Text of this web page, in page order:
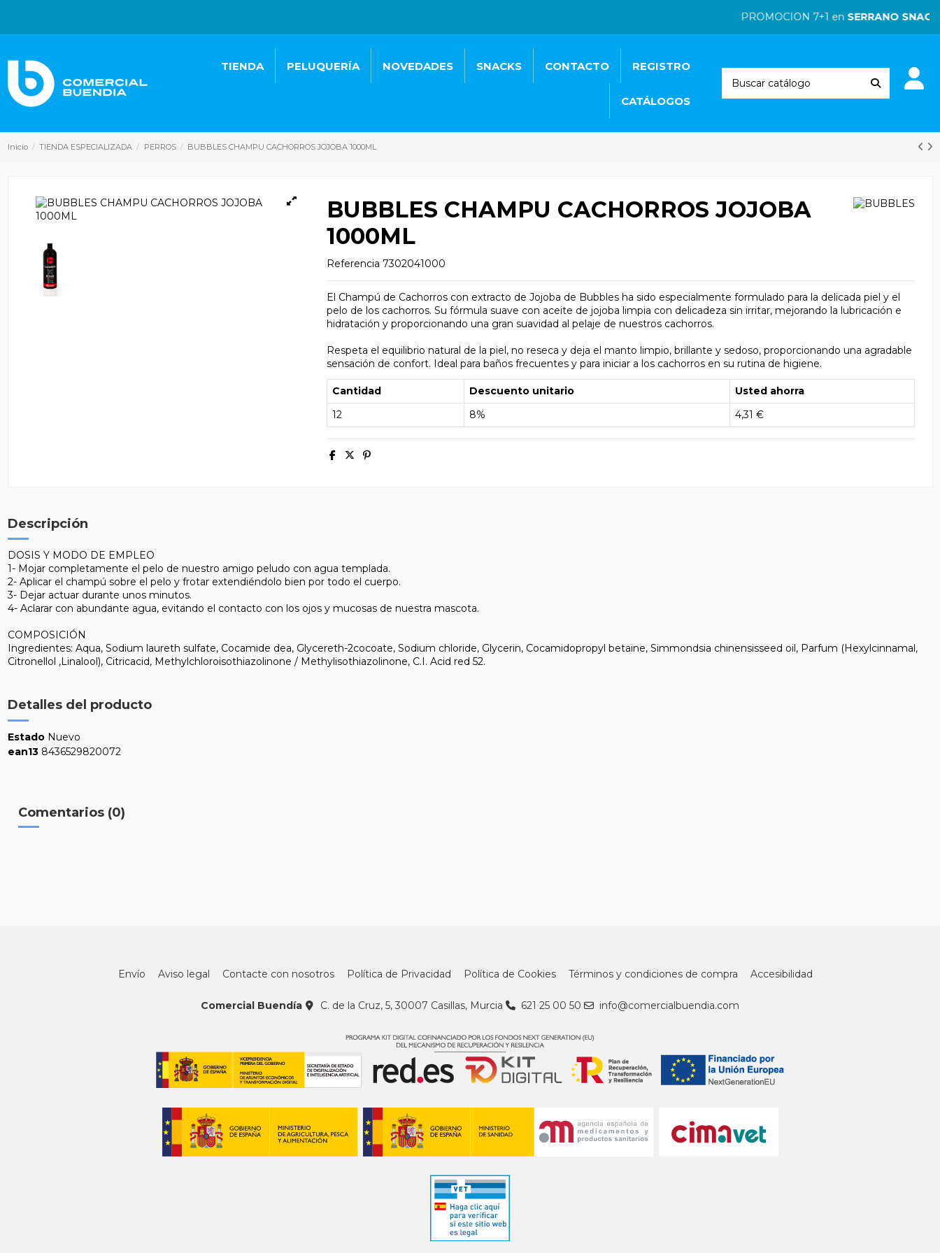
PROMOCION 7+1 en SERRANO SNACKS
TIENDA PELUQUERÍA NOVEDADES SNACKS CONTACTO REGISTRO
CATÁLOGOS
Inicio TIENDA ESPECIALIZADA PERROS BUBBLES CHAMPU CACHORROS JOJOBA 1000ML
BUBBLES CHAMPU CACHORROS JOJOBA
1000ML
Referencia 7302041000
El Champú de Cachorros con extracto de Jojoba de Bubbles ha sido especialmente formulado para la delicada piel y el
pelo de los cachorros. Su fórmula suave con aceite de jojoba limpia con delicadeza sin irritar, mejorando la lubricación e
hidratación y proporcionando una gran suavidad al pelaje de nuestros cachorros.
Respeta el equilibrio natural de la piel, no reseca y deja el manto limpio, brillante y sedoso, proporcionando una agradable
sensación de confort. Ideal para baños frecuentes y para iniciar a los cachorros en su rutina de higiene.
Cantidad Descuento unitario
Usted ahorra
12
8% 4,31 €
Descripción
DOSIS Y MODO DE EMPLEO
1- Mojar completamente el pelo de nuestro amigo peludo con agua templada.
2- Aplicar el champú sobre el pelo y frotar extendiéndolo bien por todo el cuerpo.
3- Dejar actuar durante unos minutos.
4- Aclarar con abundante agua, evitando el contacto con los ojos y mucosas de nuestra mascota.
COMPOSICIÓN
Ingredientes: Aqua, Sodium laureth sulfate, Cocamide dea, Glycereth-2cocoate, Sodium chloride, Glycerin, Cocamidopropyl betaine, Simmondsia chinensisseed oil, Parfum (Hexylcinnamal,
Citronellol ,Linalool), Citricacid, Methylchloroisothiazolinone / Methylisothiazolinone, C.I. Acid red 52.
Detalles del producto
Estado Nuevo
ean13 8436529820072
Comentarios (0)
Envío Aviso legal Contacte con nosotros Política de Privacidad Política de Cookies Términos y condiciones de compra Accesibilidad
Comercial Buendía C. de la Cruz, 5, 30007 Casillas, Murcia 621 25 00 50 info@comercialbuendia.com